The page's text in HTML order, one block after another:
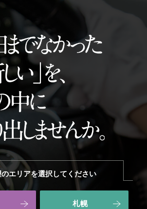
のエリアを選択してください
札幌